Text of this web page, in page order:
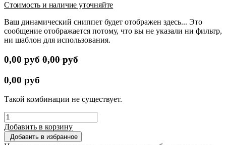
Стоимость и наличие уточняйте
Ваш динамический сниппет будет отображен здесь... Это
сообщение отображается потому, что вы не указали ни фильтр,
ни шаблон для использования.
0,00 руб 0,00руб
0,00 руб
Такой комбинации не существует.
Добавить в корзину
Добавить в избранное